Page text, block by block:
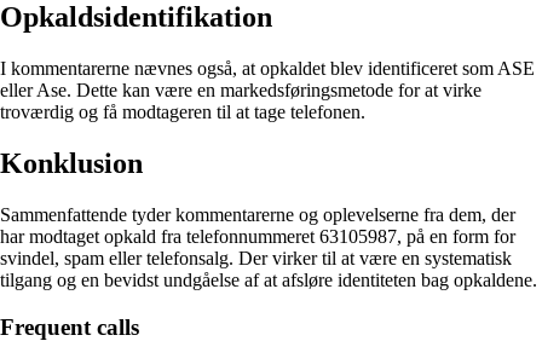
Opkaldsidentifikation
I kommentarerne nævnes også, at opkaldet blev identificeret som ASE
eller Ase. Dette kan være en markedsføringsmetode for at virke
troværdig og få modtageren til at tage telefonen.
Konklusion
Sammenfattende tyder kommentarerne og oplevelserne fra dem, der
har modtaget opkald fra telefonnummeret 63105987, på en form for
svindel, spam eller telefonsalg. Der virker til at være en systematisk
tilgang og en bevidst undgåelse af at afsløre identiteten bag opkaldene.
Frequent calls